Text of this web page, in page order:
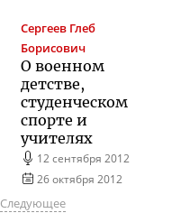
Сергеев Глеб
Борисович
О военном
детстве,
студенческом
спорте и
учителях
12 сентября 2012
26 октября 2012
Следующее